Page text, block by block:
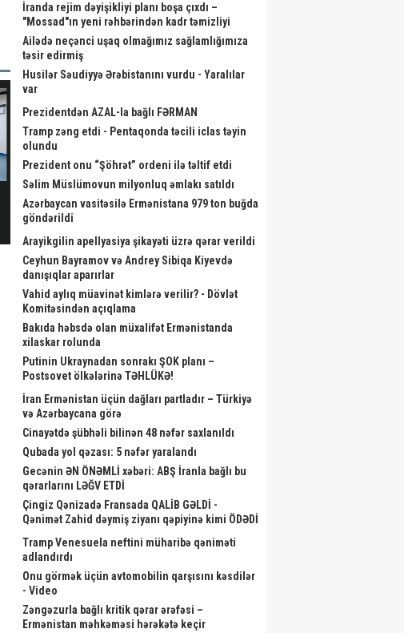
Kardioloq həmin səs yazısının ona
aid olmadığını - Açıqladı
Bu gün Azərbaycan Hərbi
Donanması Günüdür
İranda rejim dəyişikliyi planı boşa çıxdı –
"Mossad"ın yeni rəhbərindən kadr təmizliyi
Ailədə neçənci uşaq olmağımız sağlamlığımıza
təsir edirmiş
Husilər Səudiyyə Ərəbistanını vurdu - Yaralılar
var
Prezidentdən AZAL-la bağlı FƏRMAN
Tramp zəng etdi - Pentaqonda təcili iclas təyin
olundu
Prezident onu “Şöhrət” ordeni ilə təltif etdi
Səlim Müslümovun milyonluq əmlakı satıldı
Azərbaycan vasitəsilə Ermənistana 979 ton buğda
göndərildi
Arayikgilin apellyasiya şikayəti üzrə qərar verildi
Ceyhun Bayramov və Andrey Sibiqa Kiyevdə
danışıqlar aparırlar
Vahid aylıq müavinət kimlərə verilir? - Dövlət
Komitəsindən açıqlama
Bakıda həbsdə olan müxalifət Ermənistanda
xilaskar rolunda
Putinin Ukraynadan sonrakı ŞOK planı –
Postsovet ölkələrinə TƏHLÜKƏ!
İran Ermənistan üçün dağları partladır – Türkiyə
və Azərbaycana görə
Cinayətdə şübhəli bilinən 48 nəfər saxlanıldı
Qubada yol qəzası: 5 nəfər yaralandı
Gecənin ƏN ÖNƏMLİ xəbəri: ABŞ İranla bağlı bu
qərarlarını LƏĞV ETDİ
Çingiz Qənizadə Fransada QALİB GƏLDİ -
Qənimət Zahid dəymiş ziyanı qəpiyinə kimi ÖDƏDİ
Tramp Venesuela neftini müharibə qəniməti
adlandırdı
Onu görmək üçün avtomobilin qarşısını kəsdilər
- Video
Zəngəzurla bağlı kritik qərar ərəfəsi –
Ermənistan məhkəməsi hərəkətə keçir